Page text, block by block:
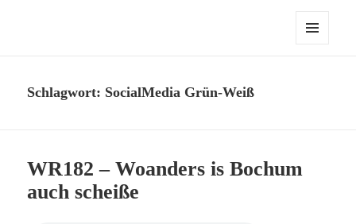
Die Werder Raute – Der Stammtisch
Schlagwort: SocialMedia Grün-Weiß
WR182 – Woanders is Bochum
auch scheiße